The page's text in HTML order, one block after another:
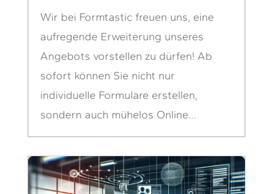
Wir bei Formtastic freuen uns, eine
aufregende Erweiterung unseres
Angebots vorstellen zu dürfen! Ab
sofort können Sie nicht nur
individuelle Formulare erstellen,
sondern auch mühelos Online…